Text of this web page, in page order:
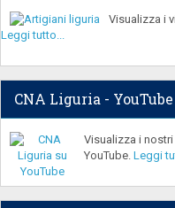
Visualizza i
Leggi tutto...
CNA Liguria - YouTube
Visualizza i
YouTube.Leggi